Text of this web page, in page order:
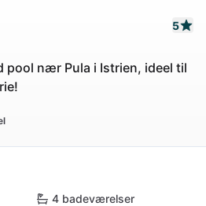
5
pool nær Pula i Istrien, ideel til
4 badeværelser